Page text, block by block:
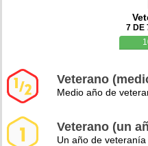
7 DE
Veterano
Medio año de
Veterano (un
Un año de